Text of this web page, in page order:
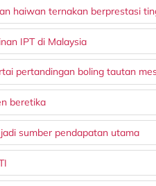
haiwan ternakan berprestasi
IPT di Malaysia
pertandingan boling tautan
beretika
sumber pendapatan utama